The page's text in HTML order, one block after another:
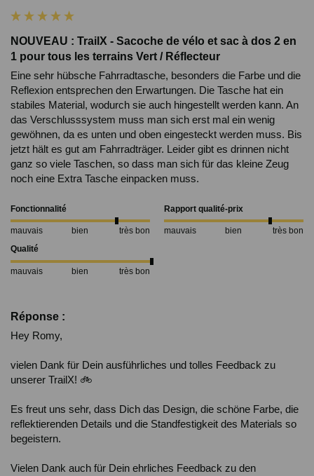
NOUVEAU : TrailX - Sacoche de vélo et sac à dos 2 en
1 pour tous les terrains Vert / Réflecteur
Eine sehr hübsche Fahrradtasche, besonders die Farbe und die
Reflexion entsprechen den Erwartungen. Die Tasche hat ein
stabiles Material, wodurch sie auch hingestellt werden kann. An
das Verschlusssystem muss man sich erst mal ein wenig
gewöhnen, da es unten und oben eingesteckt werden muss. Bis
jetzt hält es gut am Fahrradträger. Leider gibt es drinnen nicht
ganz so viele Taschen, so dass man sich für das kleine Zeug
noch eine Extra Tasche einpacken muss.
Fonctionnalité
mauvais bien très bon
Rapport qualité-prix
mauvais bien
très bon
Qualité
mauvais bien très bon
Réponse :
Hey Romy,
vielen Dank für Dein ausführliches und tolles Feedback zu
unserer TrailX! 🚲
Es freut uns sehr, dass Dich das Design, die schöne Farbe, die
reflektierenden Details und die Standfestigkeit des Materials so
begeistern.
Vielen Dank auch für Dein ehrliches Feedback zu den